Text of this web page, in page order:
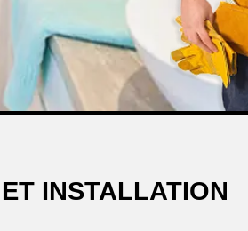
INSTALLATION